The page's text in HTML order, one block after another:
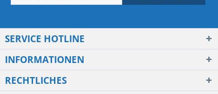
SERVICE HOTLINE
INFORMATIONEN
RECHTLICHES